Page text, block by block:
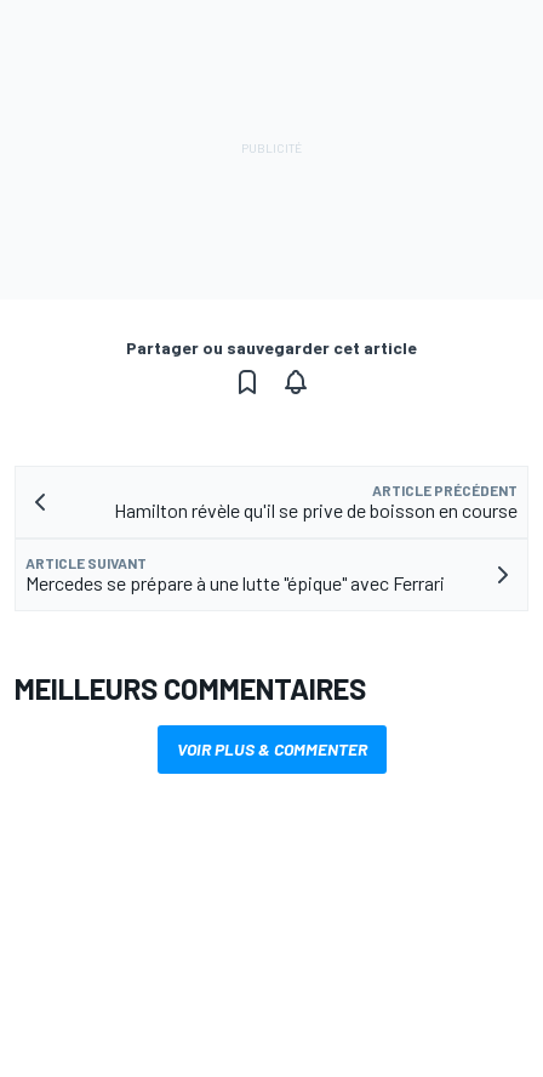
Partager ou sauvegarder cet article
ARTICLE PRÉCÉDENT
Hamilton révèle qu'il se prive de boisson en course
ARTICLE SUIVANT
Mercedes se prépare à une lutte "épique" avec Ferrari
MEILLEURS COMMENTAIRES
VOIR PLUS & COMMENTER